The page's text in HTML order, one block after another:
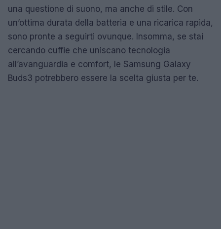
una questione di suono, ma anche di stile. Con
un’ottima durata della batteria e una ricarica rapida,
sono pronte a seguirti ovunque. Insomma, se stai
cercando cuffie che uniscano tecnologia
all’avanguardia e comfort, le Samsung Galaxy
Buds3 potrebbero essere la scelta giusta per te.